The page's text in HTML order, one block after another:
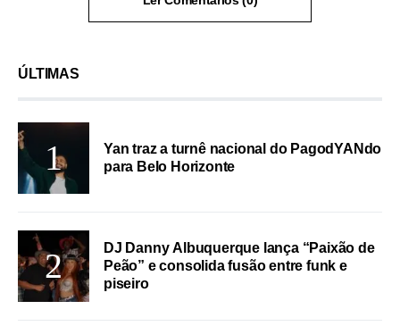
ÚLTIMAS
Yan traz a turnê nacional do PagodYANdo
para Belo Horizonte
DJ Danny Albuquerque lança “Paixão de
Peão” e consolida fusão entre funk e
piseiro